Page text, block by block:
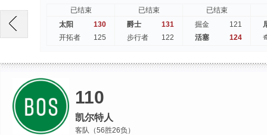
已结束
太阳
130
开拓者
125
已结束
爵士
131
步行者
122
已结束
掘金
121
活塞
124
110
凯尔特人
客队（56胜26负）